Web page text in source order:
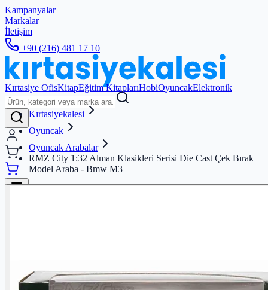
Kampanyalar
Markalar
İletişim
+90 (216) 481 17 10
Kırtasiye OfisKitapEğitim KitaplarıHobiOyuncakElektronik
Kırtasiyekalesi
Oyuncak
Oyuncak Arabalar
RMZ City 1:32 Alman Klasikleri Serisi Die Cast Çek Bırak
Model Araba - Bmw M3